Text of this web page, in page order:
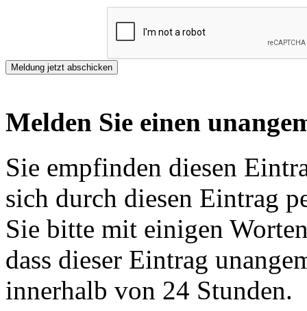
Melden Sie einen
Sie empfinden diesen
sich durch diesen Eintrag
Sie bitte mit einigen
dass dieser Eintrag
innerhalb von 24 Stunden.